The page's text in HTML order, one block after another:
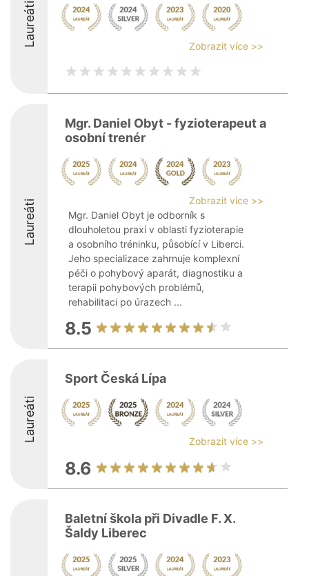
Laureáti Zobrazit více >>
Laureáti
Mgr. Daniel Obyt - fyzioterapeut a
osobní trenér
Zobrazit více >>
Mgr. Daniel Obyt je odborník s
dlouholetou praxí v oblasti fyzioterapie
a osobního tréninku, působící v Liberci.
Jeho specializace zahrnuje komplexní
péči o pohybový aparát, diagnostiku a
terapii pohybových problémů,
rehabilitaci po úrazech ...
8.5
Laureáti
Sport Česká Lípa
Zobrazit více >>
8.6
Baletní škola při Divadle F. X.
Šaldy Liberec